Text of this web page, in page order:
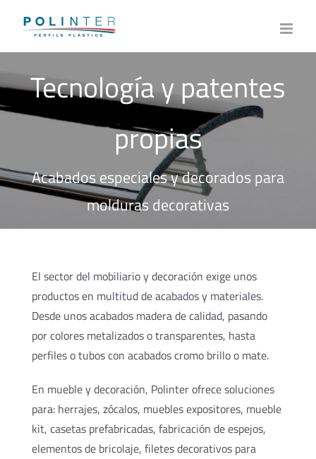
content
Tecnología y patentes
propias
Acabados especiales y decorados para
molduras decorativas
El sector del mobiliario y decoración exige unos
productos en multitud de acabados y materiales.
Desde unos acabados madera de calidad, pasando
por colores metalizados o transparentes, hasta
perfiles o tubos con acabados cromo brillo o mate.
En mueble y decoración, Polinter ofrece soluciones
para: herrajes, zócalos, muebles expositores, mueble
kit, casetas prefabricadas, fabricación de espejos,
elementos de bricolaje, filetes decorativos para